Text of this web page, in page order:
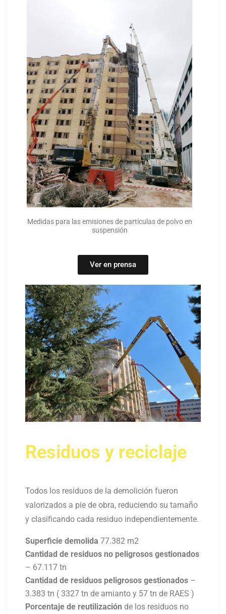
Medidas para las emisiones de partículas de polvo en
suspensión
Ver en prensa
Residuos y reciclaje
Todos los residuos de la demolición fueron
valorizados a pie de obra, reduciendo su tamaño
y clasificando cada residuo independientemente.
Superficie demolida 77.382 m2
Cantidad de residuos no peligrosos gestionados
– 67.117 tn
Cantidad de residuos peligrosos gestionados –
3.383 tn ( 3327 tn de amianto y 57 tn de RAES )
Porcentaje de reutilización de los residuos no